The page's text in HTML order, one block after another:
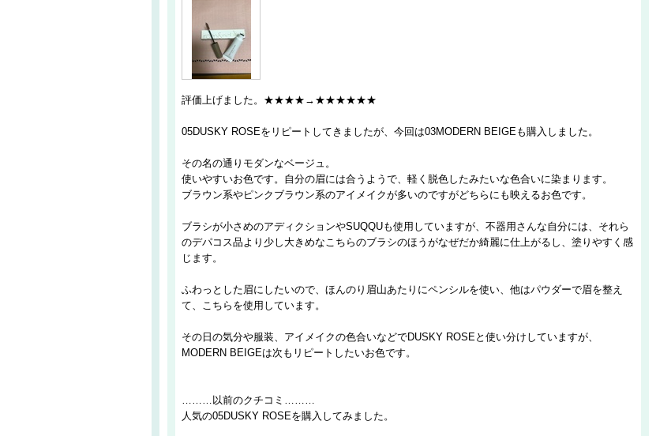
評価上げました。★★★★→★★★★★★
05DUSKY ROSEをリピートしてきましたが、今回は03MODERN BEIGEも購入しました。
その名の通りモダンなベージュ。
使いやすいお色です。自分の眉には合うようで、軽く脱色したみたいな色合いに染まります。
ブラウン系やピンクブラウン系のアイメイクが多いのですがどちらにも映えるお色です。
ブラシが小さめのアディクションやSUQQUも使用していますが、不器用さんな自分には、それら
のデパコス品より少し大きめなこちらのブラシのほうがなぜだか綺麗に仕上がるし、塗りやすく感
じます。
ふわっとした眉にしたいので、ほんのり眉山あたりにペンシルを使い、他はパウダーで眉を整え
て、こちらを使用しています。
その日の気分や服装、アイメイクの色合いなどでDUSKY ROSEと使い分けしていますが、
MODERN BEIGEは次もリピートしたいお色です。
………以前のクチコミ………
人気の05DUSKY ROSEを購入してみました。